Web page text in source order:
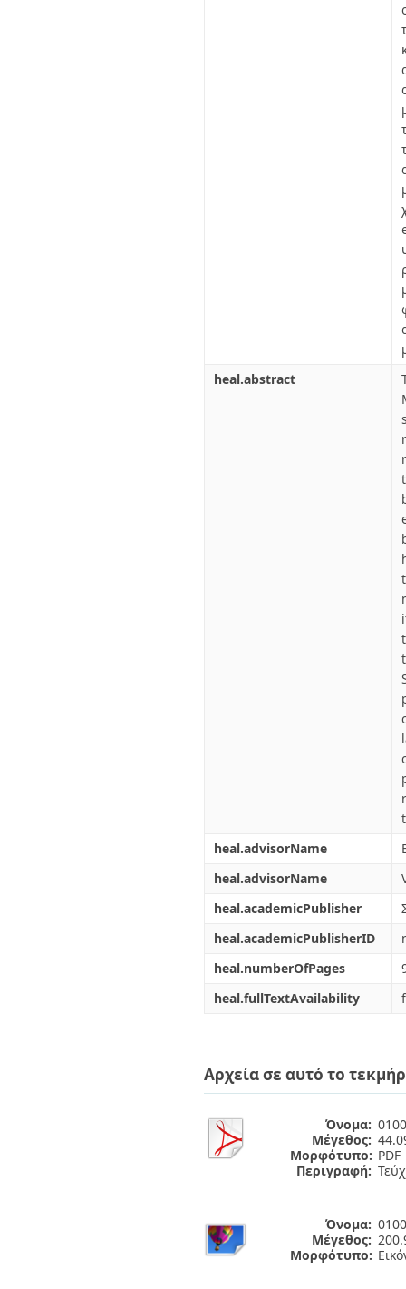
heal.abstract
heal.advisorName
heal.advisorName
heal.academicPublisher
heal.academicPublisherID
heal.numberOfPages
heal.fullTextAvailability
Αρχεία σε αυτό το
Όνομα:
Μέγεθος:
Μορφότυπο: PDF
Περιγραφή:
Όνομα:
Μέγεθος:
Μορφότυπο: